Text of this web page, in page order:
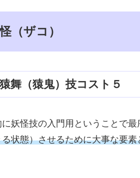
（ザコ）
猿舞（猿鬼）技コスト５
妖怪技の入門用ということで最
状態）させるために大事な要素